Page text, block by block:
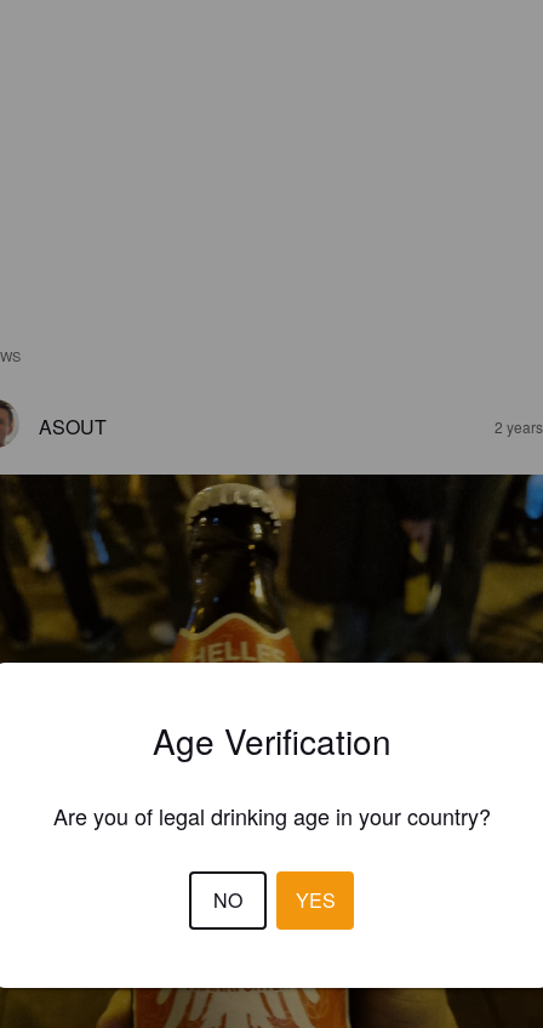
ASOUT 2
Age Verification
Are you of legal drinking age in your country?
NO YES